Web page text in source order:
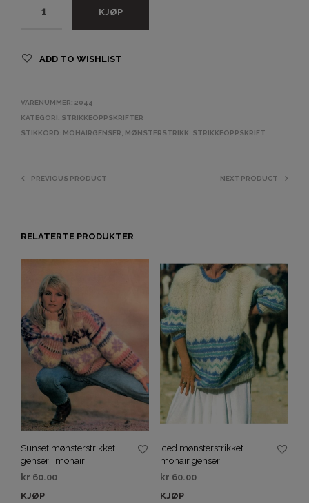
KJØP
ADD TO WISHLIST
VARENUMMER: 2044
KATEGORI: STRIKKEOPPSKRIFTER
STIKKORD: MOHAIRGENSER MØNSTERSTRIKK STRIKKEOPPSKRIFT
PREVIOUS PRODUCT NEXT PRODUCT
RELATERTE PRODUKTER
Sunset mønsterstrikket
genser i mohair
kr 60.00
KJØP
Iced mønsterstrikket
mohair genser
kr 60.00
KJØP